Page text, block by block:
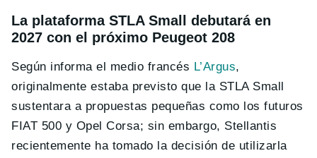
La plataforma STLA Small debutará en
2027 con el próximo Peugeot 208
Según informa el medio francés L’Argus,
originalmente estaba previsto que la STLA Small
sustentara a propuestas pequeñas como los futuros
FIAT 500 y Opel Corsa; sin embargo, Stellantis
recientemente ha tomado la decisión de utilizarla